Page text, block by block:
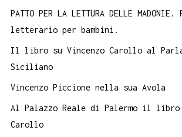
PATTO PER LA LETTURA DELLE
letterario per bambini.
Il libro su Vincenzo Carollo al
Siciliano
Vincenzo Piccione nella sua Avola
Al Palazzo Reale di Palermo il libro
Carollo